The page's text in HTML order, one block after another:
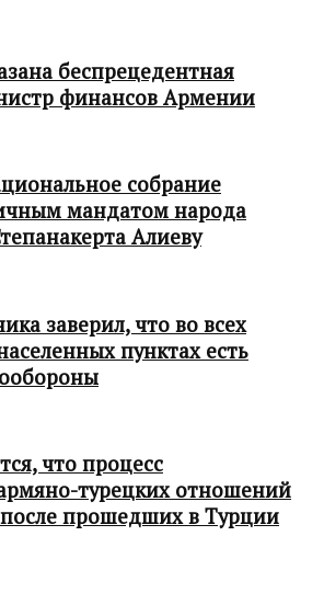
беспрецедентная
финансов Армении
собрание
мандатом народа
Алиеву
заверил, что во всех
пунктах есть
что процесс
турецких отношений
прошедших в Турции